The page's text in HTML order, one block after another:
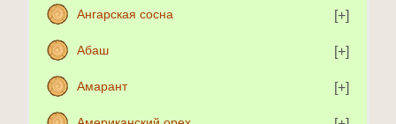
Ангарская сосна
Абаш
Амарант